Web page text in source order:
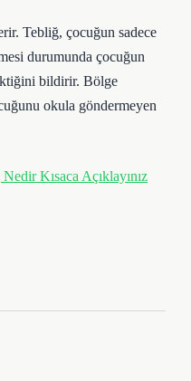
Tebliğ, çocuğun sadece
durumunda çocuğun
bildirir. Bölge
okula göndermeyen
Kısaca Açıklayınız